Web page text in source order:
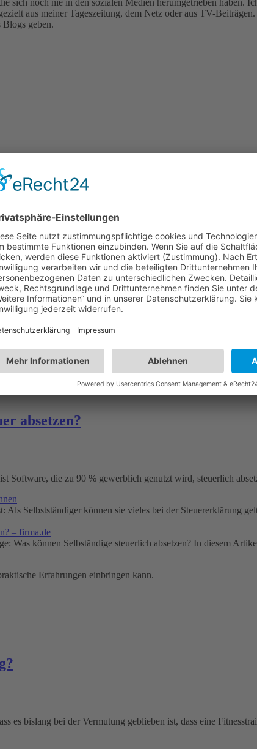
sich noch nie in den sozialen Medien herumgetrieben haben.
aus meiner Tageszeitung, dem Netz oder aus TV-
geben.
verstehst. Leider hast du nicht beschrieben, welche
End Klasse Abstriche machen.
während der andere die Android-Update Versprechen
tief in die Tasche greifen. Bereits unter 200 Euro gibt es
Co.! | nextpit
von Android-Smartphones. Wer von Samsung, Xiaomi, Oppo
LG für 160 €, dass meine Anforderungen vollständig erfüllt.
absetzen?
Software, die zu 90 % gewerblich genutzt wird, steuerlich
Als Selbstständiger können sie vieles bei der Steuererklärung
– firma.de
Was können Selbständige steuerlich absetzen? In diesem
Erfahrungen einbringen kann.
es bislang bei der Vermutung geblieben ist, dass eine